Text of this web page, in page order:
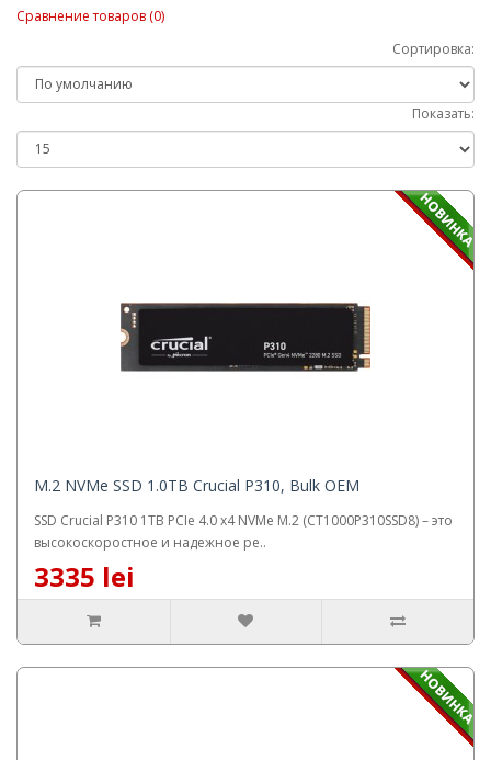
Сравнение товаров (0)
Сортировка:
Показать:
M.2 NVMe SSD 1.0TB Crucial P310, Bulk OEM
SSD Crucial P310 1TB PCIe 4.0 x4 NVMe M.2 (CT1000P310SSD8) – это
высокоскоростное и надежное ре..
3335 lei